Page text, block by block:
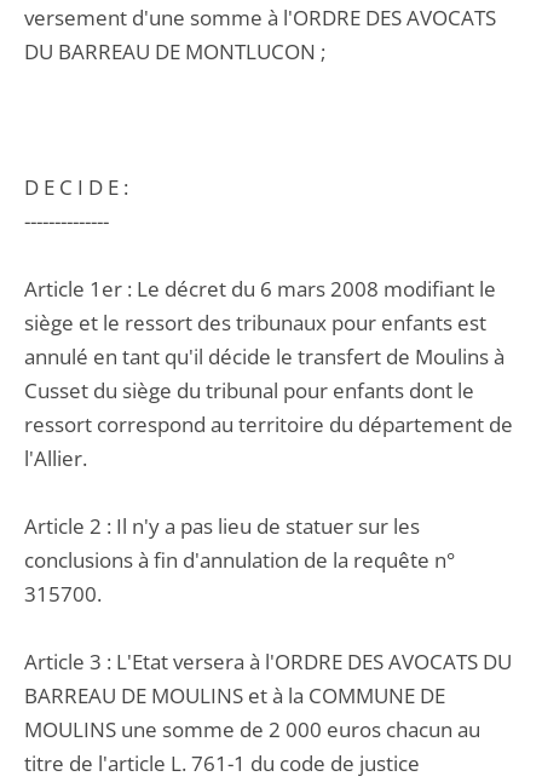
versement d'une somme à l'ORDRE DES AVOCATS
DU BARREAU DE MONTLUCON ;
D E C I D E :
--------------
Article 1er : Le décret du 6 mars 2008 modifiant le
siège et le ressort des tribunaux pour enfants est
annulé en tant qu'il décide le transfert de Moulins à
Cusset du siège du tribunal pour enfants dont le
ressort correspond au territoire du département de
l'Allier.
Article 2 : Il n'y a pas lieu de statuer sur les
conclusions à fin d'annulation de la requête n°
315700.
Article 3 : L'Etat versera à l'ORDRE DES AVOCATS DU
BARREAU DE MOULINS et à la COMMUNE DE
MOULINS une somme de 2 000 euros chacun au
titre de l'article L. 761-1 du code de justice